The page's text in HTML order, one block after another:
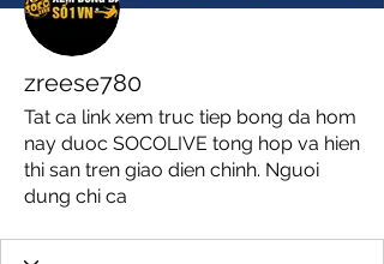
zreese780
Tat ca link xem truc tiep bong da hom
nay duoc SOCOLIVE tong hop va hien
thi san tren giao dien chinh. Nguoi
dung chi ca